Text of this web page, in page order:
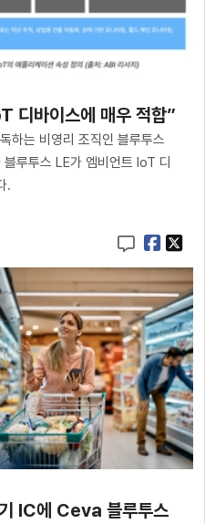
디바이스에 매우 적합”
하는 비영리 조직인 블루투스
투스 LE가 엠비언트 IoT 디
.
IC에 Ceva 블루투스